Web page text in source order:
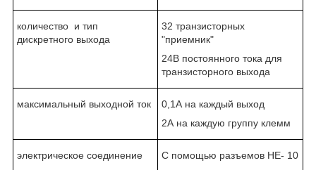
количество и тип
дискретного выхода
32 транзисторных
"приемник"
24В постоянного тока для
транзисторного выхода
максимальный выходной ток
0,1А на каждый выход
2А на каждую группу клемм
электрическое соединение С помощью разъемов НЕ- 10